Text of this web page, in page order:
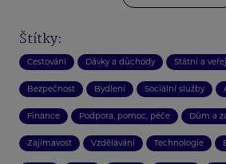
Štítky:
Cestování Dávky a důchody Státní a
Bezpečnost Bydlení Sociální služby
Finance Podpora, pomoc, péče Dům a
Zajímavost Vzdělávání Technologie